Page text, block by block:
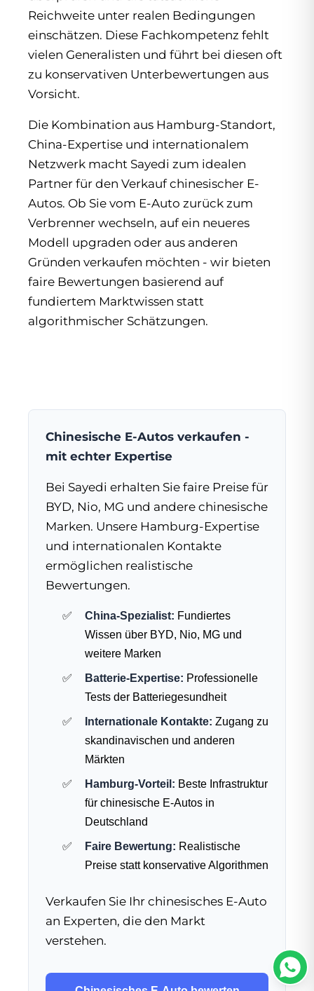
Reichweite unter realen Bedingungen
einschätzen. Diese Fachkompetenz fehlt
vielen Generalisten und führt bei diesen oft
zu konservativen Unterbewertungen aus
Vorsicht.
Die Kombination aus Hamburg-Standort,
China-Expertise und internationalem
Netzwerk macht Sayedi zum idealen
Partner für den Verkauf chinesischer E-
Autos. Ob Sie vom E-Auto zurück zum
Verbrenner wechseln, auf ein neueres
Modell upgraden oder aus anderen
Gründen verkaufen möchten - wir bieten
faire Bewertungen basierend auf
fundiertem Marktwissen statt
algorithmischer Schätzungen.
Chinesische E-Autos verkaufen -
mit echter Expertise
Bei Sayedi erhalten Sie faire Preise für
BYD, Nio, MG und andere chinesische
Marken. Unsere Hamburg-Expertise
und internationalen Kontakte
ermöglichen realistische
Bewertungen.
China-Spezialist: Fundiertes
Wissen über BYD, Nio, MG und
weitere Marken
Batterie-Expertise: Professionelle
Tests der Batteriegesundheit
Internationale Kontakte: Zugang zu
skandinavischen und anderen
Märkten
Hamburg-Vorteil: Beste Infrastruktur
für chinesische E-Autos in
Deutschland
Faire Bewertung: Realistische
Preise statt konservative Algorithmen
Verkaufen Sie Ihr chinesisches E-Auto
an Experten, die den Markt
verstehen.